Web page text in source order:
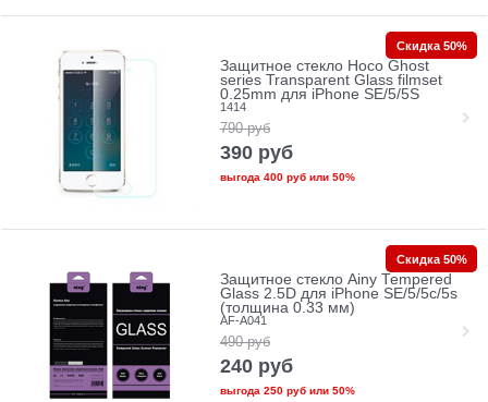
Защитное стекло Hoco Ghost
series Transparent Glass filmset
0.25mm для iPhone SE/5/5S
1414
790 руб
390 руб
выгода 400 рубили 50%
Скидка 50%
Защитное стекло Ainy Tempered
Glass 2.5D для iPhone SE/5/5c/5s
(толщина 0.33 мм)
AF-A041
490 руб
240 руб
выгода 250 рубили 50%
Скидка 50%